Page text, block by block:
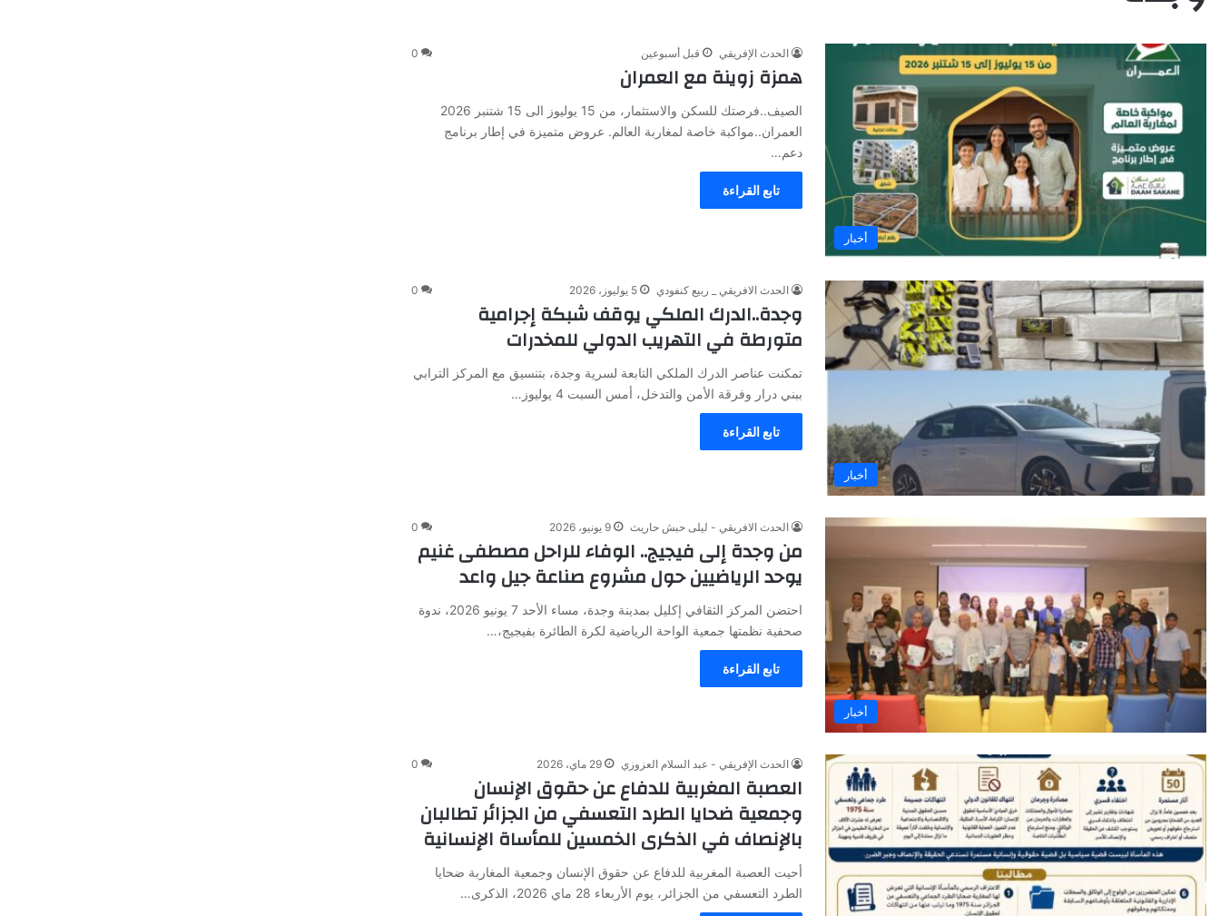
أخبار
الحدث الإفريقي قبل أسبوعين 0
همزة زوينة مع العمران
الصيف..فرصتك للسكن والاستثمار، من 15 يوليوز الى 15 شتنبر 2026
العمران..مواكبة خاصة لمغاربة العالم. عروض متميزة في إطار برنامج
دعم…
تابع القراءة
أخبار
الحدث الافريقي _ ربيع كنفودي 5 يوليوز، 2026 0
وجدة..الدرك الملكي يوقف شبكة إجرامية
متورطة في التهريب الدولي للمخدرات
تمكنت عناصر الدرك الملكي التابعة لسرية وجدة، بتنسيق مع المركز الترابي
ببني درار وفرقة الأمن والتدخل، أمس السبت 4 يوليوز…
تابع القراءة
أخبار
الحدث الافريقي - ليلى حبش حاريث 9 يونيو، 2026 0
من وجدة إلى فيجيج.. الوفاء للراحل مصطفى غنيم
يوحد الرياضيين حول مشروع صناعة جيل واعد
احتضن المركز الثقافي إكليل بمدينة وجدة، مساء الأحد 7 يونيو 2026، ندوة
صحفية نظمتها جمعية الواحة الرياضية لكرة الطائرة بفيجيج،…
تابع القراءة
الحدث الإفريقي - عبد السلام العزوزي 29 ماي، 2026 0
العصبة المغربية للدفاع عن حقوق الإنسان
وجمعية ضحايا الطرد التعسفي من الجزائر تطالبان
بالإنصاف في الذكرى الخمسين للمأساة الإنسانية
أحيت العصبة المغربية للدفاع عن حقوق الإنسان وجمعية المغاربة ضحايا
الطرد التعسفي من الجزائر، يوم الأربعاء 28 ماي 2026، الذكرى…